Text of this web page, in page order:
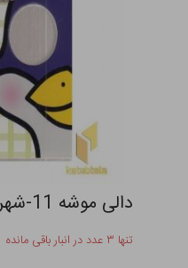
دالی موشه 11-شهر من
تنها ۳ عدد در انبار باقی مانده